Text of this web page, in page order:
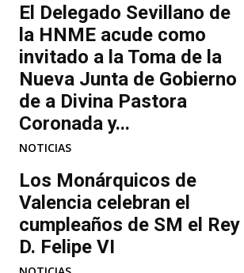
El Delegado Sevillano de
la HNME acude como
invitado a la Toma de la
Nueva Junta de Gobierno
de a Divina Pastora
Coronada y...
NOTICIAS
Los Monárquicos de
Valencia celebran el
cumpleaños de SM el Rey
D. Felipe VI